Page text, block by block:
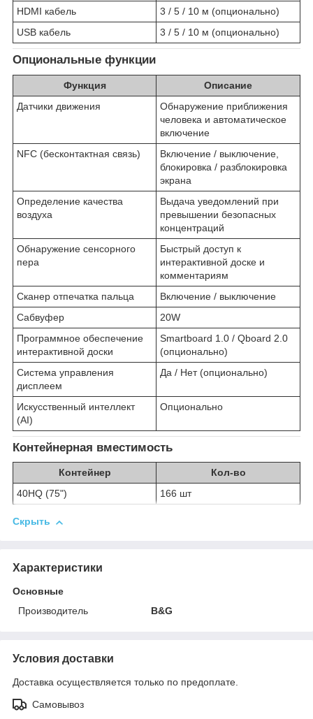
HDMI кабель
3 / 5 / 10 м (опционально)
USB кабель
3 / 5 / 10 м (опционально)
Опциональные функции
Функция
Описание
Датчики движения
Обнаружение приближения
человека и автоматическое
включение
NFC (бесконтактная связь)
Включение / выключение,
блокировка / разблокировка
экрана
Определение качества
воздуха
Выдача уведомлений при
превышении безопасных
концентраций
Обнаружение сенсорного
пера
Быстрый доступ к
интерактивной доске и
комментариям
Сканер отпечатка пальца
Включение / выключение
Сабвуфер
20W
Программное обеспечение
интерактивной доски
Smartboard 1.0 / Qboard 2.0
(опционально)
Система управления
дисплеем
Да / Нет (опционально)
Искусственный интеллект
(AI)
Опционально
Контейнерная вместимость
Контейнер
Кол-во
40HQ (75")
166 шт
Скрыть
Характеристики
Основные
Производитель
B&G
Условия доставки
Доставка осуществляется только по предоплате.
Самовывоз